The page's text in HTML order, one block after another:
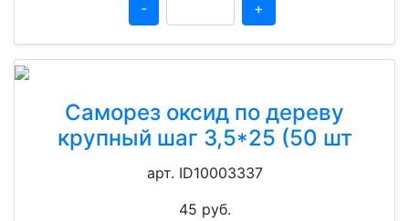
-
+
Саморез оксид по дереву
крупный шаг 3,5*25 (50 шт
арт. ID10003337
45 руб.